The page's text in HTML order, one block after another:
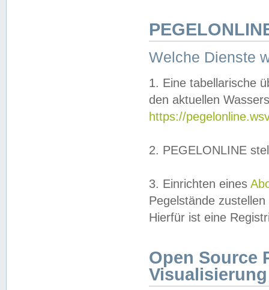
Welche Dienste
1. Eine tabellarische
den aktuellen
https://
2. PEGELONLINE
3. Einrichten eines
Pegelstände
Hierfür ist eine
Open Source
Visualisierung